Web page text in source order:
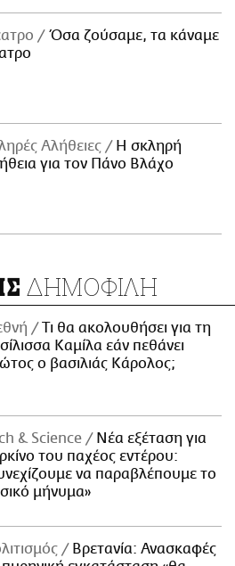
Όσα ζούσαμε, τα κάναμε
Αλήθειες
H σκληρή
για τον Πάνο Βλάχο
ΔΗΜΟΦΙΛΗ
Τι θα ακολουθήσει για τη
Καμίλα εάν πεθάνει
ο βασιλιάς Κάρολος;
& Science
Νέα εξέταση για
του παχέος εντέρου:
να παραβλέπουμε το
μήνυμα»
Βρετανία: Ανασκαφές